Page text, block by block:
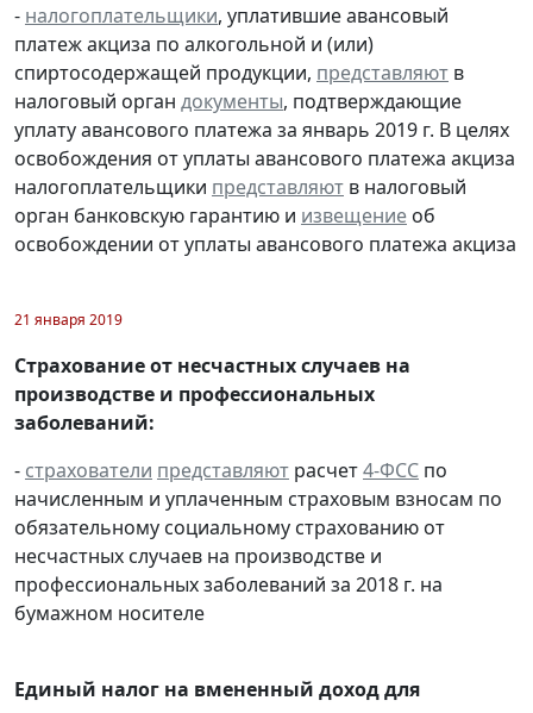
- налогоплательщики, уплатившие авансовый
платеж акциза по алкогольной и (или)
спиртосодержащей продукции, представляют в
налоговый орган документы, подтверждающие
уплату авансового платежа за январь 2019 г. В целях
освобождения от уплаты авансового платежа акциза
налогоплательщики представляют в налоговый
орган банковскую гарантию и извещение об
освобождении от уплаты авансового платежа акциза
21 января 2019
Страхование от несчастных случаев на
производстве и профессиональных
заболеваний:
- страхователи представляют расчет4-ФСС по
начисленным и уплаченным страховым взносам по
обязательному социальному страхованию от
несчастных случаев на производстве и
профессиональных заболеваний за 2018 г. на
бумажном носителе
Единый налог на вмененный доход для